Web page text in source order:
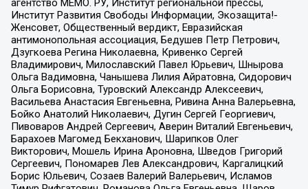
агентство МЕМО. РУ, Институт региональной прессы,
Институт Развития Свободы Информации, Экозащита!-
Женсовет, Общественный вердикт, Евразийская
антимонопольная ассоциация, Бедушев Петр Петрович,
Дзугкоева Регина Николаевна, Кривенко Сергей
Владимирович, Милославский Павел Юрьевич, Шнырова
Ольга Вадимовна, Чанышева Лилия Айратовна, Сидорович
Ольга Борисовна, Туровский Александр Алексеевич,
Васильева Анастасия Евгеньевна, Ривина Анна Валерьевна,
Бойко Анатолий Николаевич, Дугин Сергей Георгиевич,
Пивоваров Андрей Сергеевич, Аверин Виталий Евгеньевич,
Барахоев Магомед Бекханович, Шарипков Олег
Викторович, Мошель Ирина Ароновна, Шведов Григорий
Сергеевич, Пономарев Лев Александрович, Каргалицкий
Борис Юльевич, Созаев Валерий Валерьевич, Исламов